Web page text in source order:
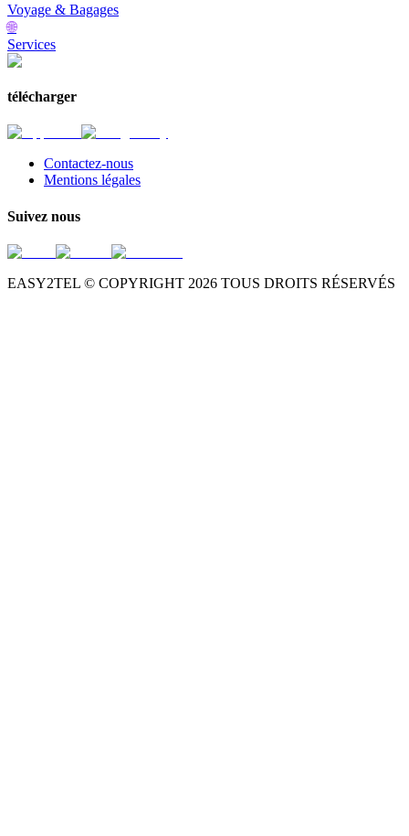
Voyage & Bagages
🌐
Services
télécharger
Contactez-nous
Mentions légales
Suivez nous
EASY2TEL © COPYRIGHT 2026 TOUS DROITS RÉSERVÉS